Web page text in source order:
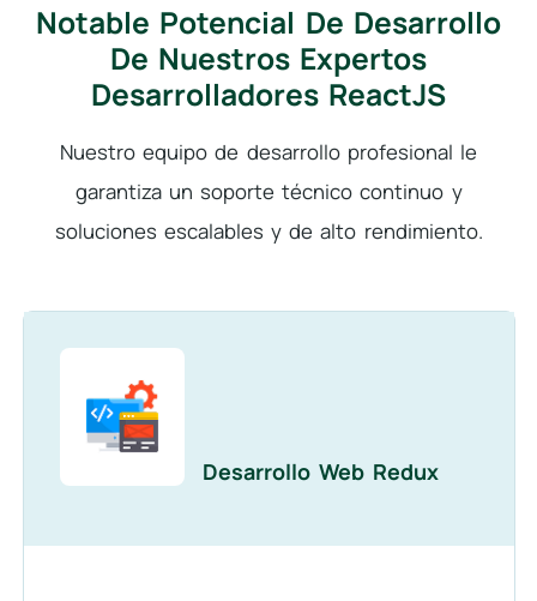
Notable Potencial De Desarrollo
De Nuestros Expertos
Desarrolladores ReactJS
Nuestro equipo de desarrollo profesional le
garantiza un soporte técnico continuo y
soluciones escalables y de alto rendimiento.
Desarrollo Web Redux